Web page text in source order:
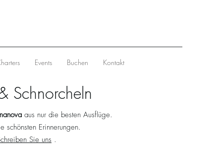
Events Buchen Kontakt
Schnorcheln
aus nur die besten Ausflüge.
schönsten Erinnerungen.
Sie uns .